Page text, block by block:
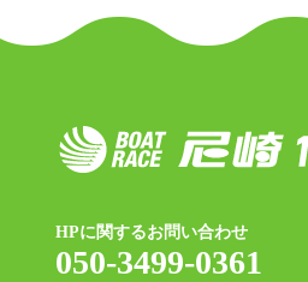
HPに関するお問い合わせ
050-3499-0361